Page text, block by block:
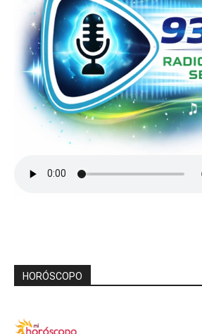
HORÓSCOPO